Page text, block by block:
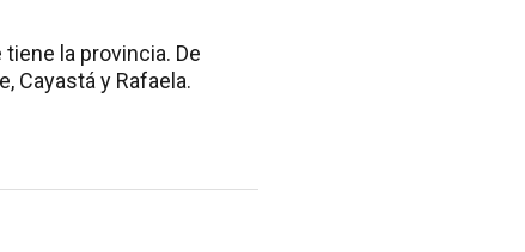
la provincia. De
Cayastá y Rafaela.